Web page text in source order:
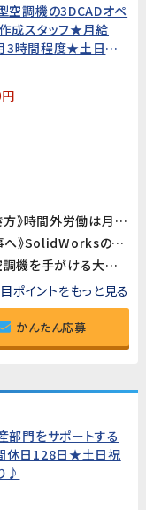
空調機の3DCADオペ
成スタッフ★月給
時間程度★土日祝
《残業月3時間程度・メリハリのある働き方》時間外労働は月3時間程度と非常に少なく、定時退勤がほぼ毎日。プライベートとのバランスが取りやすい環境です。
《CADスキルを活かして設計に近い仕事へ》SolidWorksの3Dモデルをもとに部品表や技術資料を作成する、CADオペレーターから一歩踏み込んだポジションです。将来的には設計補助・機械設計・技術サポートへのキャリアアップも目指せます。
《大手メーカー内での安定就業》大型空調機を手がける大手メーカーの開発部門でのお仕事です。長期的に安定して働ける環境で、当社スタッフも活躍中です。
ポイントをもっと見る
かんたん応募
部門をサポートする
休日128日★土日祝
♪